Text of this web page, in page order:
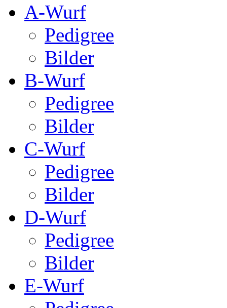
A-Wurf
Pedigree
Bilder
B-Wurf
Pedigree
Bilder
C-Wurf
Pedigree
Bilder
D-Wurf
Pedigree
Bilder
E-Wurf